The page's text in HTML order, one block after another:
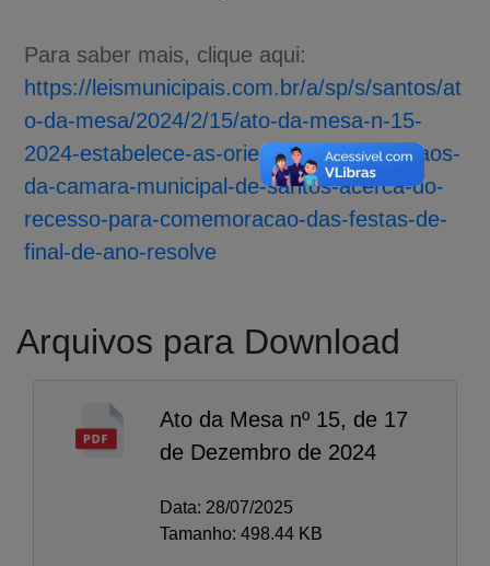
Para saber mais, clique aqui:
https://leismunicipais.com.br/a/sp/s/santos/at
o-da-mesa/2024/2/15/ato-da-mesa-n-15-
2024-estabelece-as-orientacoes-aos-orgaos-
da-camara-municipal-de-santos-acerca-do-
recesso-para-comemoracao-das-festas-de-
final-de-ano-resolve
Arquivos para Download
Ato da Mesa nº 15, de 17
de Dezembro de 2024
Data: 28/07/2025
Tamanho: 498.44 KB